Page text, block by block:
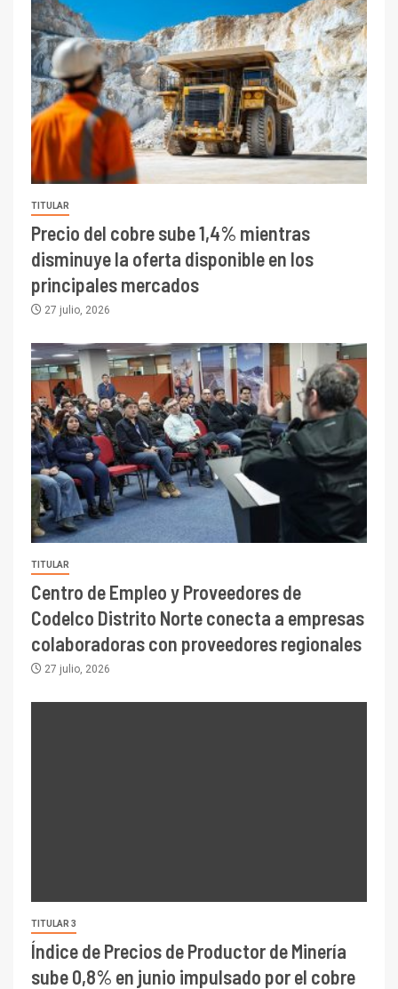
TITULAR
Precio del cobre sube 1,4% mientras
disminuye la oferta disponible en los
principales mercados
27 julio, 2026
TITULAR
Centro de Empleo y Proveedores de
Codelco Distrito Norte conecta a empresas
colaboradoras con proveedores regionales
27 julio, 2026
TITULAR 3
Índice de Precios de Productor de Minería
sube 0,8% en junio impulsado por el cobre